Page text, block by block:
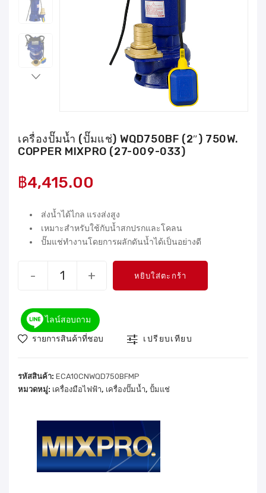
เครื่องปั๊มน้ำ (ปั๊มแช่) WQD750BF (2″) 750W.
COPPER MIXPRO (27-009-033)
฿4,415.00
ส่งน้ำได้ไกล แรงส่งสูง
เหมาะสำหรับใช้กับน้ำสกปรกและโคลน
ปั๊มแช่ทำงานโดยการผลักดันน้ำได้เป็นอย่างดี
- + หยิบใส่ตะกร้า
ไลน์สอบถาม
รายการสินค้าที่ชอบ
เปรียบเทียบ
รหัสสินค้า: ECA10CNWQD750BFMP
หมวดหมู่: เครื่องมือไฟฟ้า, เครื่องปั๊มน้ำ, ปั้มแช่